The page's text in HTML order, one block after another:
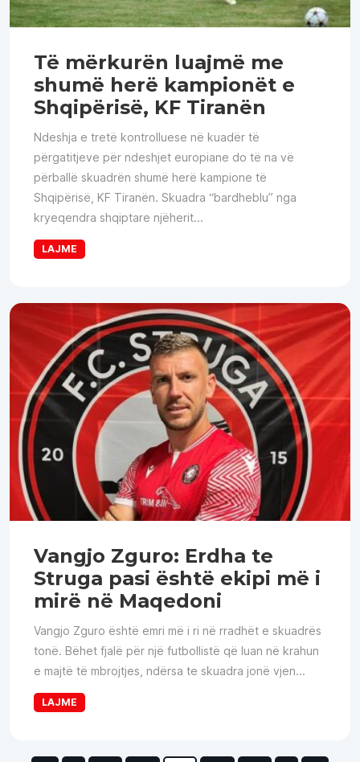
Të mërkurën luajmë me
shumë herë kampionët e
Shqipërisë, KF Tiranën
Ndeshja e tretë kontrolluese në kuadër të
përgatitjeve për ndeshjet europiane do të na vë
përballë skuadrën shumë herë kampione të
Shqipërisë, KF Tiranën. Skuadra “bardheblu” nga
kryeqendra shqiptare njëherit...
LAJME
Vangjo Zguro: Erdha te
Struga pasi është ekipi më i
mirë në Maqedoni
Vangjo Zguro është emri më i ri në rradhët e skuadrës
tonë. Bëhet fjalë për një futbollistë që luan në krahun
e majtë të mbrojtjes, ndërsa te skuadra jonë vjen...
LAJME